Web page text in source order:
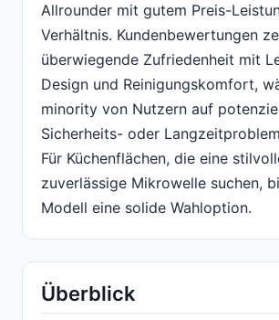
Allrounder mit gutem Preis-
Verhältnis. Kundenbewertungen
überwiegende Zufriedenheit mit
Design und Reinigungskomfort,
minority von Nutzern auf
Sicherheits- oder
Für Küchenflächen, die eine
zuverlässige Mikrowelle suchen,
Modell eine solide Wahloption.
Überblick